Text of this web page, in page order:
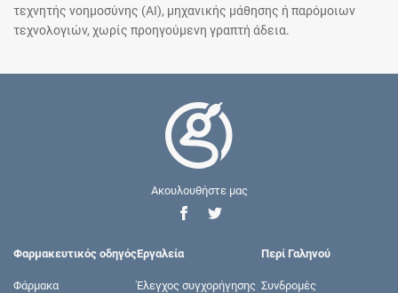
τεχνητής νοημοσύνης (AI), μηχανικής μάθησης ή παρόμοιων
τεχνολογιών, χωρίς προηγούμενη γραπτή άδεια.
Ακουλουθήστε μας
Φαρμακευτικός οδηγός
Φάρμακα
Εργαλεία
Έλεγχος συγχορήγησης
Περί Γαληνού
Συνδρομές